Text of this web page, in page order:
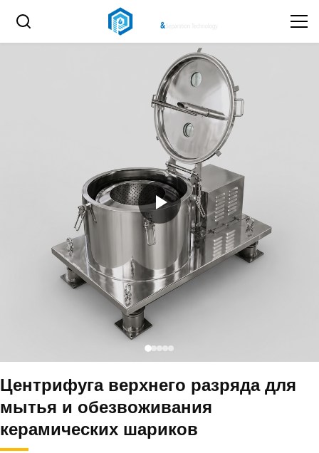
Центрифуга верхнего разряда для
мытья и обезвоживания
керамических шариков